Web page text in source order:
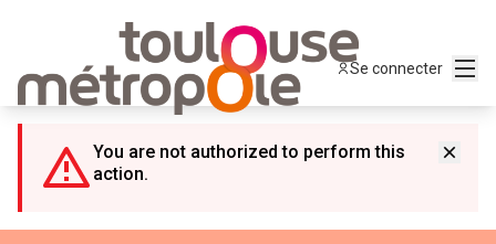
Se connecter
You are not authorized to perform this
action.